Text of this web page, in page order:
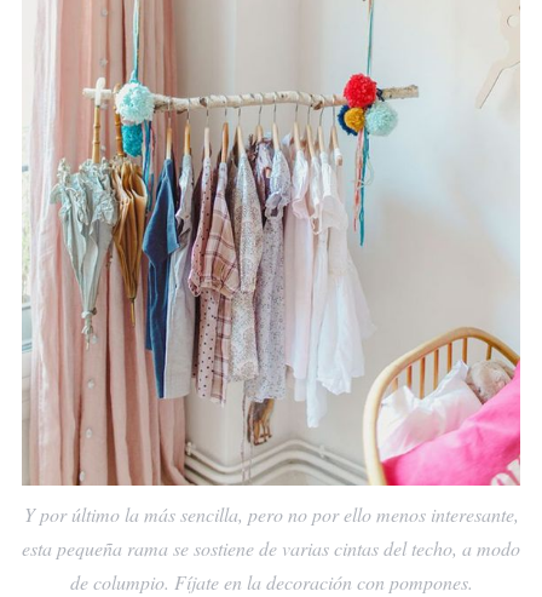
Y por último la más sencilla, pero no por ello menos interesante,
esta pequeña rama se sostiene de varias cintas del techo, a modo
de columpio. Fíjate en la decoración con pompones.